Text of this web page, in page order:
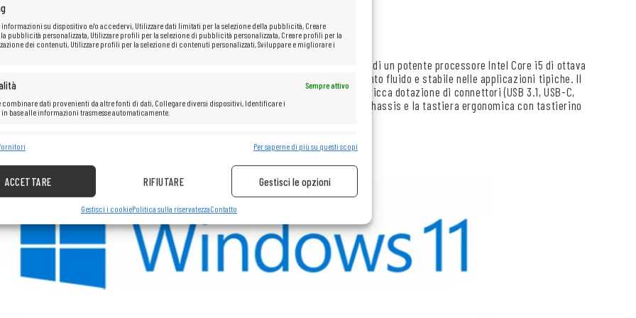
su dispositivo e/o accedervi, Utilizzare dati limitati per la selezione della pubblicità, Creare
pubblicità personalizzata, Utilizzare profili per la selezione di pubblicità personalizzata, Creare profili per la
dei contenuti, Utilizzare profili per la selezione di contenuti personalizzati, Sviluppare e migliorare i
Sempre attivo
combinare dati provenienti da altre fonti di dati, Collegare diversi dispositivi, Identificare i
base alle informazioni trasmesse automaticamente.
la sicurezza, prevenire e rilevare frodi, correggere errori, Erogare e
Sempre attivo
fornitori Per saperne di più su questi scopi
ACCETTARE RIFIUTARE Gestisci le opzioni
Gestisci i cookiePolitica sulla riservatezzaContatto
Laptop business progettato per il lavoro quotidiano in ufficio e la mobilità. Dotato di un potente processore Intel Core i5 di ottava
generazione, memoria RAM DDR4 e un veloce disco SSD, garantisce un funzionamento fluido e stabile nelle applicazioni tipiche. Il
display opaco da 15,6″ garantisce un lavoro confortevole senza riflessi, mentre la ricca dotazione di connettori (USB 3.1, USB-C,
HDMI, VGA, RJ-45) consente di collegare facilmente accessori e monitor. Il solido chassis e la tastiera ergonomica con tastierino
numerico lo rendono uno strumento affidabile sia in ufficio che in viaggio.